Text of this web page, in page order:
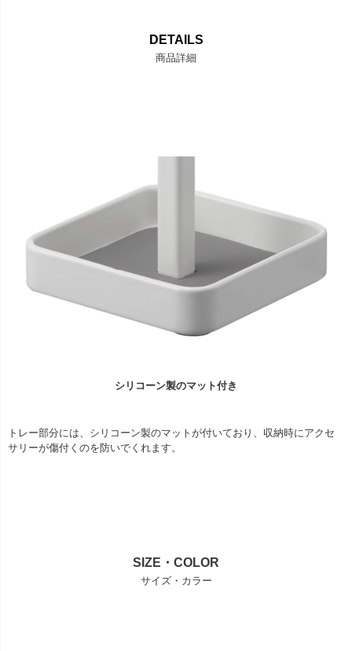
DETAILS
商品詳細
シリコーン製のマット付き
トレー部分には、シリコーン製のマットが付いており、収納時にアクセ
サリーが傷付くのを防いでくれます。
SIZE・COLOR
サイズ・カラー